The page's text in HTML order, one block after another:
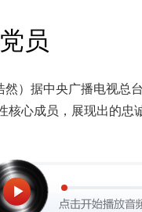
员
）据中央广播电视
核心成员，展现出的